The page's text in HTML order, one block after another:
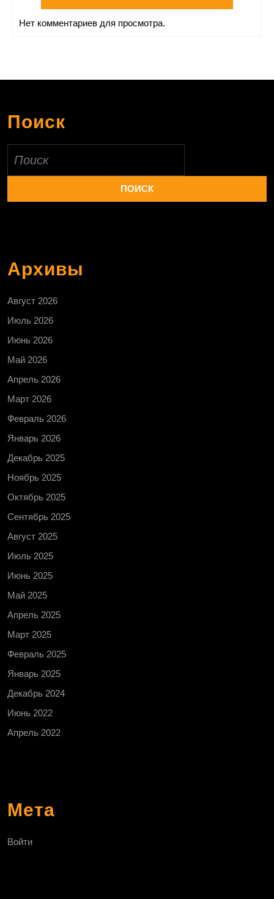
Нет комментариев для просмотра.
Поиск
Архивы
Август 2026
Июль 2026
Июнь 2026
Май 2026
Апрель 2026
Март 2026
Февраль 2026
Январь 2026
Декабрь 2025
Ноябрь 2025
Октябрь 2025
Сентябрь 2025
Август 2025
Июль 2025
Июнь 2025
Май 2025
Апрель 2025
Март 2025
Февраль 2025
Январь 2025
Декабрь 2024
Июнь 2022
Апрель 2022
Мета
Войти